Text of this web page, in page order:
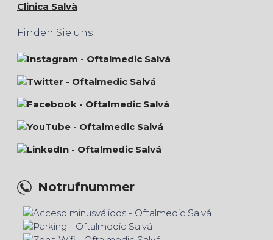
Clinica Salvà
Finden Sie uns
Notrufnummer